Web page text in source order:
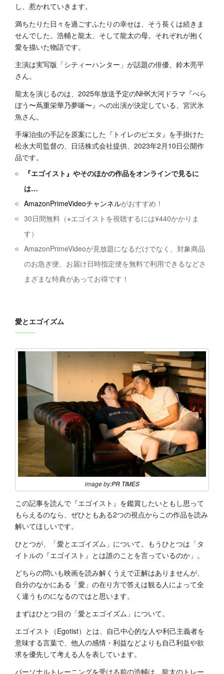
し、惹かれていきます。
満ちたりた日々を過ごすふたりの幸せは、そう長くは続きま
せんでした。浩輔と龍太、そして龍太の母。それぞれが抱く
愛を描いた物語です。
主演は実写版「シティーハンター」が話題の俳優、鈴木亮平
さん。
龍太を演じるのは、2025年放送予定のNHK大河ドラマ『べら
ぼう〜蔦重栄華乃夢噺〜』への出演が決定している、宮沢氷
魚さん。
手塚治虫の手記を原案にした『トイレのピエタ』を手掛けた
松永大司監督の、日活株式会社提供、2023年2月10日公開作
品です。
『エゴイスト』やそのほかの作品をオンラインで見るに
は…
AmazonPrimeVideoチャンネルがおすすめ！
30日間無料（※エゴイストを視聴するには¥440かかりま
す）
AmazonPrimeVideoが見放題になるだけでなく、対象商品
のお急ぎ便、お届け日時指定便を無料で利用できるなどさ
まざまな特典があってお得です！
愛とエゴイズム
image by:PR TIMES
この記事を読んで『エゴイスト』を鑑賞したいともし思って
もらえるのなら、ぜひともある2つの視点からこの作品を読み
解いてほしいです。
ひとつが、「愛とエゴイズム」について。もうひとつは「タ
イトルの『エゴイスト』とは誰のことを言っているのか」。
どちらの問いも映画を読み解くうえで正解はありませんが、
自分のなかにある「愛」の在り方で答えは観る人によって全
く違うものになるのではと思います。
まずはひとつ目の「愛とエゴイズム」について。
エゴイスト（Egotist）とは、自己中心的な人や利己主義者を
意味する言葉で、他人の感情・利益などよりも自己利益や欲
求を優先して考える人を表しています。
パーソナルトレーニングを受ける前の浩輔は、龍太のトレー